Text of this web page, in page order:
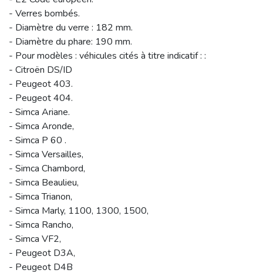
- Verres bombés.
- Diamètre du verre : 182 mm.
- Diamètre du phare: 190 mm.
- Pour modèles : véhicules cités à titre indicatif : :
- Citroën DS/ID
- Peugeot 403.
- Peugeot 404.
- Simca Ariane.
- Simca Aronde,
- Simca P 60 .
- Simca Versailles,
- Simca Chambord,
- Simca Beaulieu,
- Simca Trianon,
- Simca Marly, 1100, 1300, 1500,
- Simca Rancho,
- Simca VF2,
- Peugeot D3A,
- Peugeot D4B